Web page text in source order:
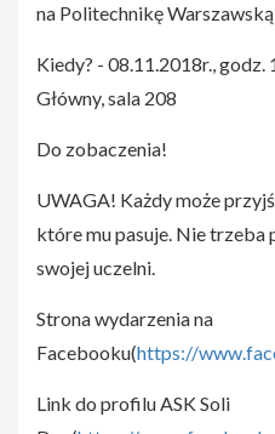
na Politechnikę
Kiedy? - 08.11.2018r., godz.
Główny, sala 208
Do zobaczenia!
UWAGA! Każdy może
które mu pasuje. Nie trzeba
swojej uczelni.
Strona wydarzenia na
Facebooku(https://
Link do profilu ASK Soli